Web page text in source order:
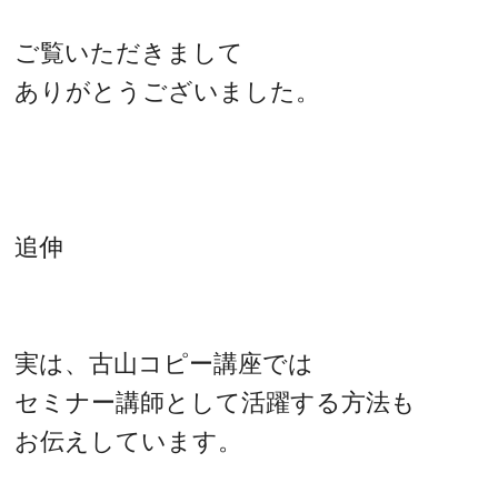
ご覧いただきまして
ありがとうございました。
追伸
実は、古山コピー講座では
セミナー講師として活躍する方法も
お伝えしています。